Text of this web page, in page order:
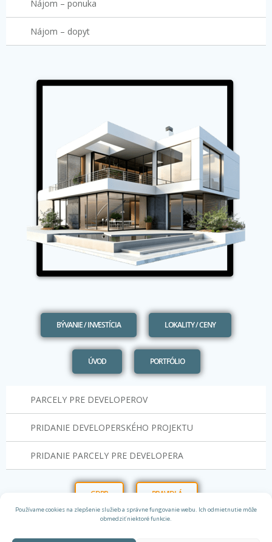
Používame cookies na zlepšenie služieb a správne fungovanie webu. Ich odmietnutie môže
obmedziť niektoré funkcie.
Nájom – ponuka
Nájom – dopyt
BÝVANIE / INVESTÍCIA LOKALITY / CENY
ÚVOD PORTFÓLIO
PARCELY PRE DEVELOPEROV
PRIDANIE DEVELOPERSKÉHO PROJEKTU
PRIDANIE PARCELY PRE DEVELOPERA
GDPR PRAVIDLÁ